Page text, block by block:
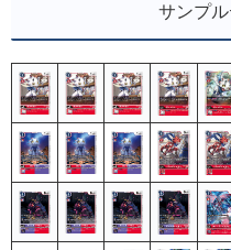
サンプ